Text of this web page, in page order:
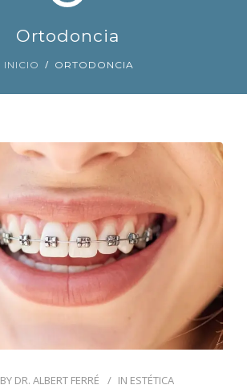
Ortodoncia
INICIO ORTODONCIA
BY DR. ALBERT FERRÉ IN ESTÉTICA